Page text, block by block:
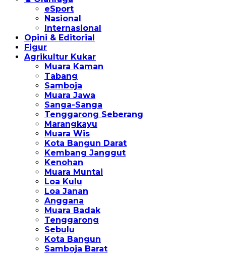
eSport
Nasional
Internasional
Opini & Editorial
Figur
Agrikultur Kukar
Muara Kaman
Tabang
Samboja
Muara Jawa
Sanga-Sanga
Tenggarong Seberang
Marangkayu
Muara Wis
Kota Bangun Darat
Kembang Janggut
Kenohan
Muara Muntai
Loa Kulu
Loa Janan
Anggana
Muara Badak
Tenggarong
Sebulu
Kota Bangun
Samboja Barat